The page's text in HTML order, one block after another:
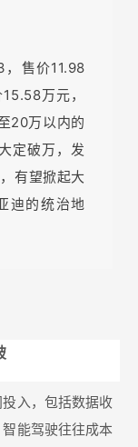
售价11.98
万元，
20万以内的
定破万，发
有望掀起大
迪的统治地
入，包括数据收
能驾驶往往成本